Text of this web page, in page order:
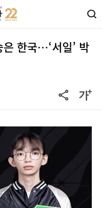
한국…‘서일’ 박